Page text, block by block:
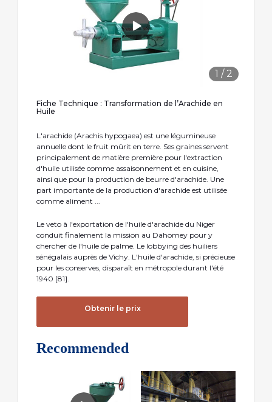
1 / 2
Fiche Technique : Transformation de l’Arachide en
Huile
L'arachide (Arachis hypogaea) est une légumineuse
annuelle dont le fruit mûrit en terre. Ses graines servent
principalement de matière première pour l'extraction
d'huile utilisée comme assaisonnement et en cuisine,
ainsi que pour la production de beurre d'arachide. Une
part importante de la production d'arachide est utilisée
comme aliment ...
Le veto à l'exportation de l'huile d'arachide du Niger
conduit finalement la mission au Dahomey pour y
chercher de l'huile de palme. Le lobbying des huiliers
sénégalais auprès de Vichy. L'huile d'arachide, si précieuse
pour les conserves, disparaît en métropole durant l'été
1940 [81].
Obtenir le prix
Recommended